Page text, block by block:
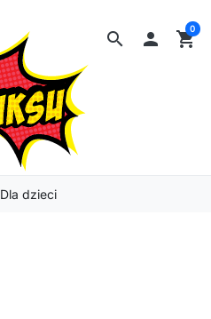
search  shopping_cart
0
Dla dzieci